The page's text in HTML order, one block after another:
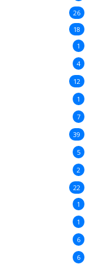
26
18
1
4
12
1
7
39
5
2
22
1
1
6
6